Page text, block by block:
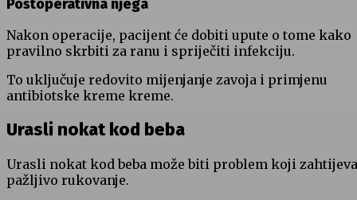
Postoperativna njega
Nakon operacije, pacijent će dobiti upute o tome kako
pravilno skrbiti za ranu i spriječiti infekciju.
To uključuje redovito mijenjanje zavoja i primjenu
antibiotske kreme kreme.
Urasli nokat kod beba
Urasli nokat kod beba može biti problem koji zahtijeva
pažljivo rukovanje.